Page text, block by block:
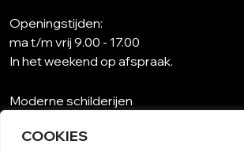
COOKIES
Openingstijden:
ma t/m vrij 9.00 - 17.00
In het weekend op afspraak.
Moderne schilderijen
Kunst op maat